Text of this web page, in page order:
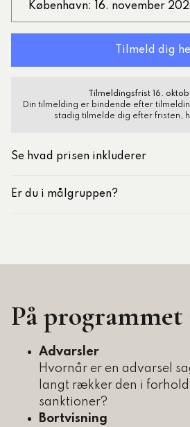
København: 16. november
Tilmeldingsfrist 16.
Din tilmelding er bindende efter
stadig tilmelde dig efter fristen,
Se hvad prisen inkluderer
Er du i målgruppen?
På programmet
Advarsler
Hvornår er en advarsel
langt rækker den i
sanktioner?
Bortvisning